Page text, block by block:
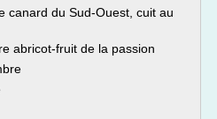
canard du Sud-Ouest, cuit au
abricot-fruit de la passion